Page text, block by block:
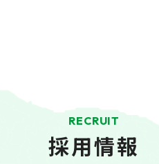
RECRUIT
採用情報